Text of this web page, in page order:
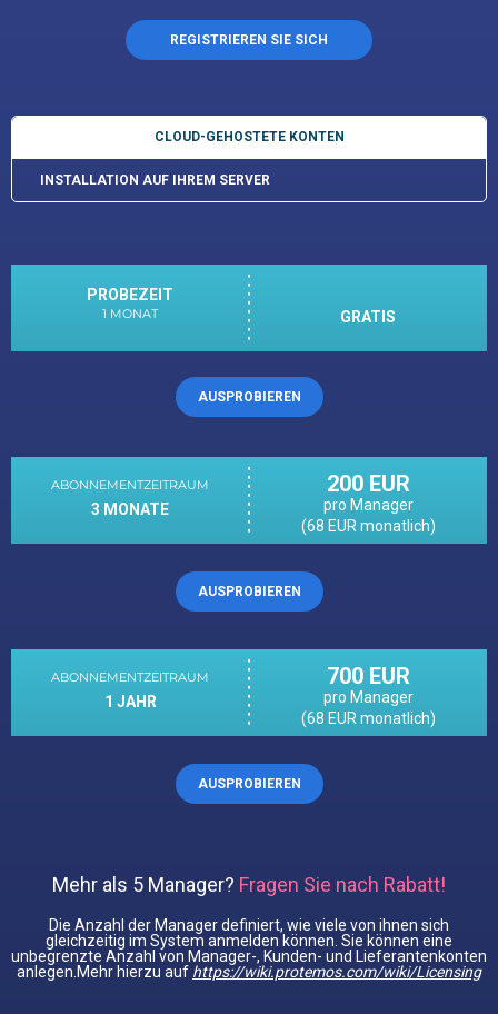
REGISTRIEREN SIE SICH
CLOUD-GEHOSTETE KONTEN
INSTALLATION AUF IHREM SERVER
PROBEZEIT
1 MONAT GRATIS
AUSPROBIEREN
ABONNEMENTZEITRAUM
3 MONATE
200 EUR
pro Manager
(68 EUR monatlich)
AUSPROBIEREN
ABONNEMENTZEITRAUM
1 JAHR
700 EUR
pro Manager
(68 EUR monatlich)
AUSPROBIEREN
Mehr als 5 Manager? Fragen Sie nach Rabatt!
Die Anzahl der Manager definiert, wie viele von ihnen sich
gleichzeitig im System anmelden können. Sie können eine
unbegrenzte Anzahl von Manager-, Kunden- und Lieferantenkonten
anlegen.Mehr hierzu auf https://wiki.protemos.com/wiki/Licensing